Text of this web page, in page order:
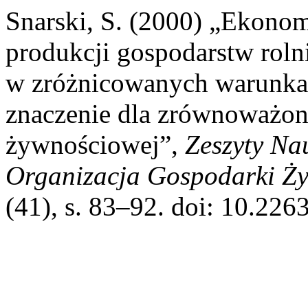
Snarski, S. (2000)
produkcji gospodarstw
w zróżnicowanych
znaczenie dla
żywnościowej”, Zeszyty
Organizacja Gospodarki
(41), s. 83–92. doi: